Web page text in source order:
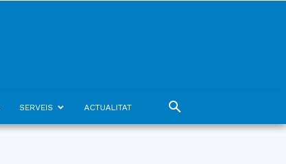
SERVEIS ACTUALITAT